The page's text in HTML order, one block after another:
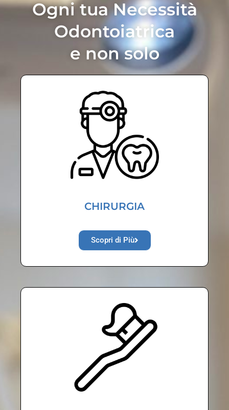
Ogni tua Necessità
Odontoiatrica
e non solo
CHIRURGIA
Scopri di Più